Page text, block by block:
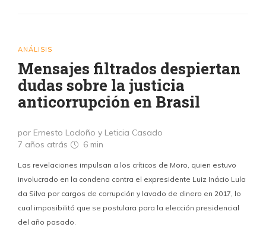
ANÁLISIS
Mensajes filtrados despiertan
dudas sobre la justicia
anticorrupción en Brasil
por Ernesto Lodoño y Leticia Casado
7 años atrás
6 min
Las revelaciones impulsan a los críticos de Moro, quien estuvo
involucrado en la condena contra el expresidente Luiz Inácio Lula
da Silva por cargos de corrupción y lavado de dinero en 2017, lo
cual imposibilitó que se postulara para la elección presidencial
del año pasado.